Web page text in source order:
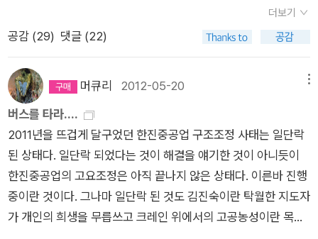
하나는 자기 행동을 모니터링하는 기능이 줄어드는 것이라는 사
실을 밝혀냈다.p 151 수량화한 자아quantified selfp 155 지금
까지 이룬 일에 중점을 둘 것인가, 아니면 해야 할 일에 중점을 둘
것인가? 물론 이에 대한 단순하고 보편적인 답은 있을 수 없다.p
157 견고한 심리학적 원칙 즉 ‘공공 정보는 개인적인 정보보다
효과적이다.’p 167 의지력 훈력/p 169 예상외로 가장 훌륭한 결
과는 올바른 자세를 연습한 집단에서 나왔다./자기 절제에서는
두 가지 종류의 힘을 구별해야 한다는 중요한 사실을 보여주었다.
힘과 체력/p 170 일상생활에서 다른 쪽 손을 사용하는 것이다./p
171 또 다른 훈련 전략은 언어 습관을 바꾸는 것이다.p 175 한 분
야에서의 자기 절제 훈련이 삶의 모든 부분을 향상시키는 효과가
전에 찡한 감동의 쓰나미... <꼬리 잘린 생쥐> <엄마 사용법>은
리뷰를 썼고... 4/18 죽은 나무가 다시 살아났어요
숲 생태계
및 분해자에 의해 본래의 자연으로 돌아가는 과정을 지켜보며 더
불어 사는 것의 아름다움을 느낄 수 있다. 쓰러진 나무에 깃들어
사는 작은 곤충과 미생물들은 먹이사슬 위 단계의 것들을 불러들
여 나무 한 그루가 온전히 자연으로 돌아가는 경이로운 과정의 주
인공들이다. 쓰러진 나무 한그루가 온전히 죽어서 더 많은 생물들
로 다시 태어나는 생태계의 순환은 경이롭고 조화롭다. 4/18
토양에 대한 기본적인 것들을 아주 쉽게 설명하는 그림책이
다. 토양은 공기나 물처럼 생명체가 살아가는데 꼭 필요한 자원이
이 한 권으로 만난다....... (알라딘 책소개) 고전탐닉을 읽고 '허
연'이란 저자가 궁금해 그의 시집 <나쁜 소년이 서 있다>도 구입
<고전탐닉2>도 기대만큼 만족할거라 믿어 의심치 않는다.호밀
밭의 파수꾼잃어버린 시간을 찾아서마의산황무지백년동안의 고
독...이런 책을 저자는 어떻게 풀어냈을지 궁금... 지난 주 장영
희 선생님의 <어떻게 사랑할 것인가>를 읽으며 막내가 영문학
을 전공하면 좋겠다는 생각도 했다. 본인도 한때 영문학을 전공할
까 생각하며 영문학 동아리에도 들었었다. '서른 살까지 하루에
문장 두 개씩만 외워라.'중학교 1학년 영어 교과서 첫번째 문장 'T
his is book'부터 고등학교 3학년 영어 교과서 맨 마지막 연습(E
음실 안이라 팔월에는 더욱 자주 가고 싶은 곳이지만 이런저런 일
로 덜 자주 간 셈이 되었다. 2012년 7월 25일 녹음시작, 총 1
5시간 소요 완료. 중국 대학생들이 뽑은 '가장 잠재력 있는 작가'
쑤퉁의 세 가지 소설이 담긴 책.두번째 이야기를 가져와서 책 제
목으로 했다.쑤퉁은 자신을 '기이한 상상으로 가득한 자유로운 나
그네'라고 칭한 바 있다.기발하고 생동감 있는 발상과 이미지, 풍
부한 유머감각이 꽤 다채로운 세상으로 초대하는 듯.대사도 실감
나고 문장도 읽기에 좋은 편이다. 주제도 명확하고 흥미로웠
다. 특히, 세번째 이야기 '등불 세 개'는 전쟁을 배경으로, 우리 삶
의 비극이라는 운명을바보(로 불리는) 비엔진이라는 오리치기 소
년을 중심으로 익살스럽게 웃고 울게 만드는데,결미에 가서는 여
더보기
공감 (29) 댓글 (22)
머큐리 2012-05-20
버스를 타라....
2011년을 뜨겁게 달구었던 한진중공업 구조조정 사태는 일단락
된 상태다. 일단락 되었다는 것이 해결을 얘기한 것이 아니듯이
한진중공업의 고요조정은 아직 끝나지 않은 상태다. 이른바 진행
중이란 것이다. 그나마 일단락 된 것도 김진숙이란 탁월한 지도자
가 개인의 희생을 무릅쓰고 크레인 위에서의 고공농성이란 목숨